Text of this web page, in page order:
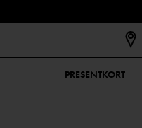
PRESENTKORT